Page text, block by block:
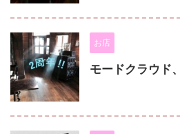
お店
モードクラウド